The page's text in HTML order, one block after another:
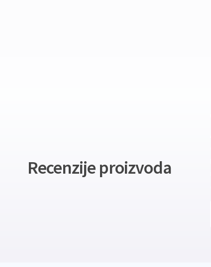
Recenzije proizvoda